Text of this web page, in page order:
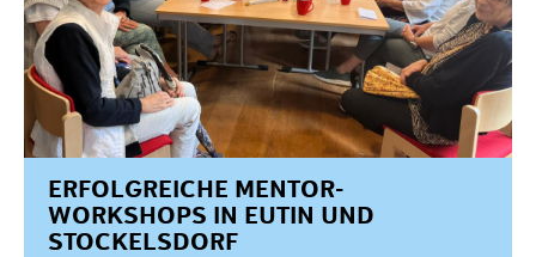
ERFOLGREICHE MENTOR-
WORKSHOPS IN EUTIN UND
STOCKELSDORF